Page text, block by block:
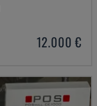
12.000 €